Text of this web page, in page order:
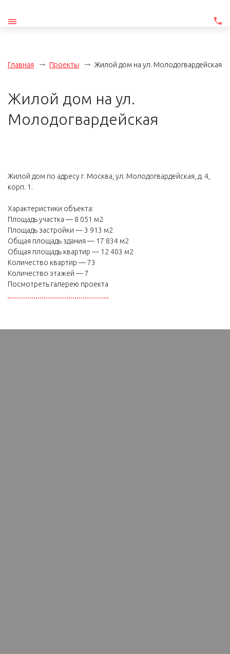
Главная Проекты Жилой дом на ул. Молодогвардейская
Жилой дом на ул.
Молодогвардейская
Жилой дом по адресу г. Москва, ул. Молодогвардейская, д. 4,
корп. 1.
Характеристики объекта:
Площадь участка — 8 051 м2
Площадь застройки — 3 913 м2
Общая площадь здания — 17 834 м2
Общая площадь квартир — 12 403 м2
Количество квартир — 73
Количество этажей — 7
Посмотреть галерею проекта